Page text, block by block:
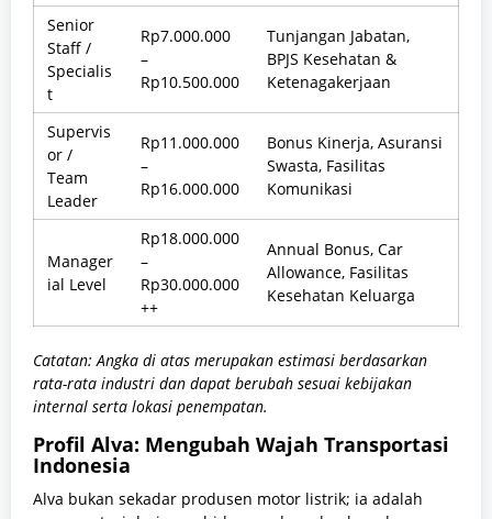
Senior
Staff /
Specialis
t
Rp7.000.000
–
Rp10.500.000
Tunjangan Jabatan,
BPJS Kesehatan &
Ketenagakerjaan
Supervis
or /
Team
Leader
Rp11.000.000
–
Rp16.000.000
Bonus Kinerja, Asuransi
Swasta, Fasilitas
Komunikasi
Manager
ial Level
Rp18.000.000
–
Rp30.000.000
++
Annual Bonus, Car
Allowance, Fasilitas
Kesehatan Keluarga
Catatan: Angka di atas merupakan estimasi berdasarkan
rata-rata industri dan dapat berubah sesuai kebijakan
internal serta lokasi penempatan.
Profil Alva: Mengubah Wajah Transportasi
Indonesia
Alva bukan sekadar produsen motor listrik; ia adalah